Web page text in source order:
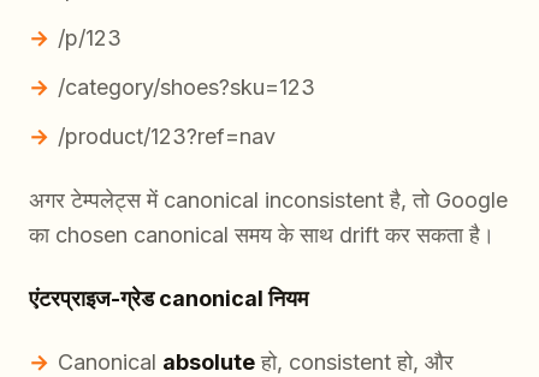
/p/123
/category/shoes?sku=123
/product/123?ref=nav
अगर टेम्पलेट्स में canonical inconsistent है, तो Google
का chosen canonical समय के साथ drift कर सकता है।
एंटरप्राइज-ग्रेड canonical नियम
Canonical absoluteहो, consistent हो, और